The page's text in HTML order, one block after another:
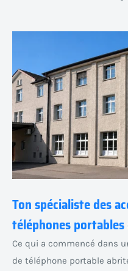
Ton spécialiste des
téléphones portables
Ce qui a commencé dans
de téléphone portable